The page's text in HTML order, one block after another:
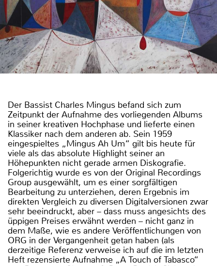
Der Bassist Charles Mingus befand sich zum
Zeitpunkt der Aufnahme des vorliegenden Albums
in seiner kreativen Hochphase und lieferte einen
Klassiker nach dem anderen ab. Sein 1959
eingespieltes „Mingus Ah Um“ gilt bis heute für
viele als das absolute Highlight seiner an
Höhepunkten nicht gerade armen Diskografie.
Folgerichtig wurde es von der Original Recordings
Group ausgewählt, um es einer sorgfältigen
Bearbeitung zu unterziehen, deren Ergebnis im
direkten Vergleich zu diversen Digitalversionen zwar
sehr beeindruckt, aber – dass muss angesichts des
üppigen Preises erwähnt werden – nicht ganz in
dem Maße, wie es andere Veröffentlichungen von
ORG in der Vergangenheit getan haben (als
derzeitige Referenz verweise ich auf die im letzten
Heft rezensierte Aufnahme „A Touch of Tabasco“